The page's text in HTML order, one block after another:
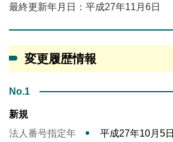
最終更新年月日：平成27年11月6日
変更履歴情報
No.1
新規
法人番号指定年
平成27年10月5日